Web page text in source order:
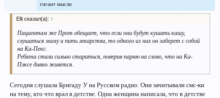
гигант мысли
Elli сказал(а): ↑
Пациентам же Прот обещает, что если они будут кушать кашу,
слушаться маму и пить лекарства, то одного из них он заберет с собой
на Ка-Пекс.
Ребята стали сильно стараться, поверив парню на слово, что на Ка-
Пэксе дивно живется.
Сегодня слушала Бригаду У на Русском радио. Они зачитывали смс-ки
на тему, кто что врал в детстве. Одна женщина написала, что в детстве